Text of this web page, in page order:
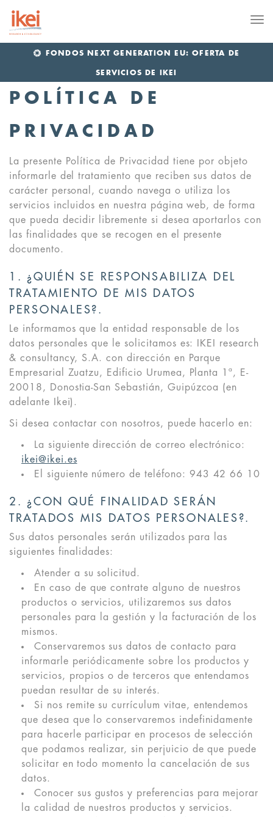
FONDOS NEXT GENERATION EU: OFERTA DE
SERVICIOS DE IKEI
POLÍTICA DE
PRIVACIDAD
La presente Política de Privacidad tiene por objeto
informarle del tratamiento que reciben sus datos de
carácter personal, cuando navega o utiliza los
servicios incluidos en nuestra página web, de forma
que pueda decidir libremente si desea aportarlos con
las finalidades que se recogen en el presente
documento.
1. ¿QUIÉN SE RESPONSABILIZA DEL
TRATAMIENTO DE MIS DATOS
PERSONALES?.
Le informamos que la entidad responsable de los
datos personales que le solicitamos es: IKEI research
& consultancy, S.A. con dirección en Parque
Empresarial Zuatzu, Edificio Urumea, Planta 1ª, E-
20018, Donostia-San Sebastián, Guipúzcoa (en
adelante Ikei).
Si desea contactar con nosotros, puede hacerlo en:
La siguiente dirección de correo electrónico:
ikei@ikei.es
El siguiente número de teléfono: 943 42 66 10
2. ¿CON QUÉ FINALIDAD SERÁN
TRATADOS MIS DATOS PERSONALES?.
Sus datos personales serán utilizados para las
siguientes finalidades:
Atender a su solicitud.
En caso de que contrate alguno de nuestros
productos o servicios, utilizaremos sus datos
personales para la gestión y la facturación de los
mismos.
Conservaremos sus datos de contacto para
informarle periódicamente sobre los productos y
servicios, propios o de terceros que entendamos
puedan resultar de su interés.
Si nos remite su currículum vitae, entendemos
que desea que lo conservaremos indefinidamente
para hacerle participar en procesos de selección
que podamos realizar, sin perjuicio de que puede
solicitar en todo momento la cancelación de sus
datos.
Conocer sus gustos y preferencias para mejorar
la calidad de nuestros productos y servicios.